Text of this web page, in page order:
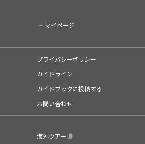
マイページ
プライバシーポリシー
ガイドライン
ガイドブックに投稿する
お問い合わせ
海外ツアー